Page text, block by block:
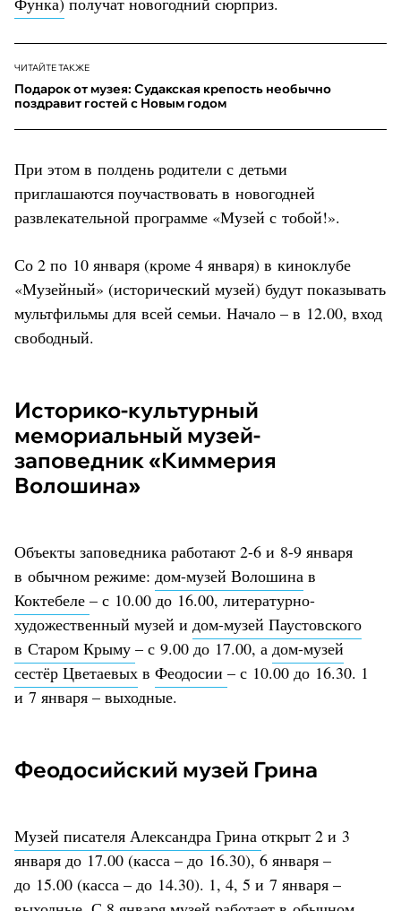
ЧИТАЙТЕ ТАКЖЕ
Подарок от музея: Судакская крепость необычно
поздравит гостей с Новым годом
При этом в полдень родители с детьми
приглашаются поучаствовать в новогодней
развлекательной программе «Музей с тобой!».
Со 2 по 10 января (кроме 4 января) в киноклубе
«Музейный» (исторический музей) будут показывать
мультфильмы для всей семьи. Начало – в 12.00, вход
свободный.
Историко-культурный
мемориальный музей-
заповедник «Киммерия
Волошина»
Объекты заповедника работают 2-6 и 8-9 января
в обычном режиме: дом-музей Волошина в
Коктебеле – с 10.00 до 16.00, литературно-
художественный музей и дом-музей Паустовского
в Старом Крыму – с 9.00 до 17.00, а дом-музей
сестёр Цветаевых в Феодосии – с 10.00 до 16.30. 1
и 7 января – выходные.
Феодосийский музей Грина
Музей писателя Александра Грина открыт 2 и 3
января до 17.00 (касса – до 16.30), 6 января –
до 15.00 (касса – до 14.30). 1, 4, 5 и 7 января –